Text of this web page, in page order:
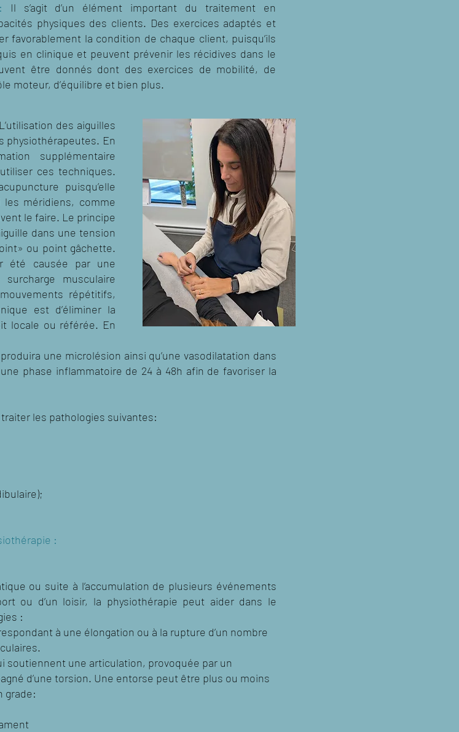
Il s’agit d’un élément important du traitement en
physiques des clients. Des exercices adaptés et
favorablement la condition de chaque client, puisqu’ils
en clinique et peuvent prévenir les récidives dans le
être donnés dont des exercices de mobilité, de
moteur, d’équilibre et bien plus.
L’utilisation des aiguilles
physiothérapeutes. En
supplémentaire
ces techniques.
puisqu’elle
les méridiens, comme
le faire. Le principe
dans une tension
ou point gâchette.
été causée par une
musculaire
répétitifs,
est d’éliminer la
locale ou référée. En
une microlésion ainsi qu’une vasodilatation dans
phase inflammatoire de 24 à 48h afin de favoriser la
les pathologies suivantes:
:
ou suite à l’accumulation de plusieurs événements
ou d’un loisir, la physiothérapie peut aider dans le
:
à une élongation ou à la rupture d’un nombre
soutiennent une articulation, provoquée par un
d’une torsion. Une entorse peut être plus ou moins
grade: